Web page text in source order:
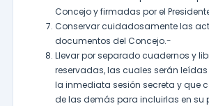
Concejo y firmadas por el
Conservar cuidadosamente las
documentos del Concejo.-
Llevar por separado cuadernos y
reservadas, las cuales serán
la inmediata sesión secreta y que
de las demás para incluirlas en su